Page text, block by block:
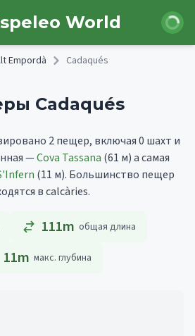
World Войти
Empordà Cadaqués
Cadaqués
2 пещер, включая 0 шахт и
—Cova Tassana (61 м)а самая
(11 м). Большинство пещер
в calcàries.
111m общая длина
11m макс. глубина